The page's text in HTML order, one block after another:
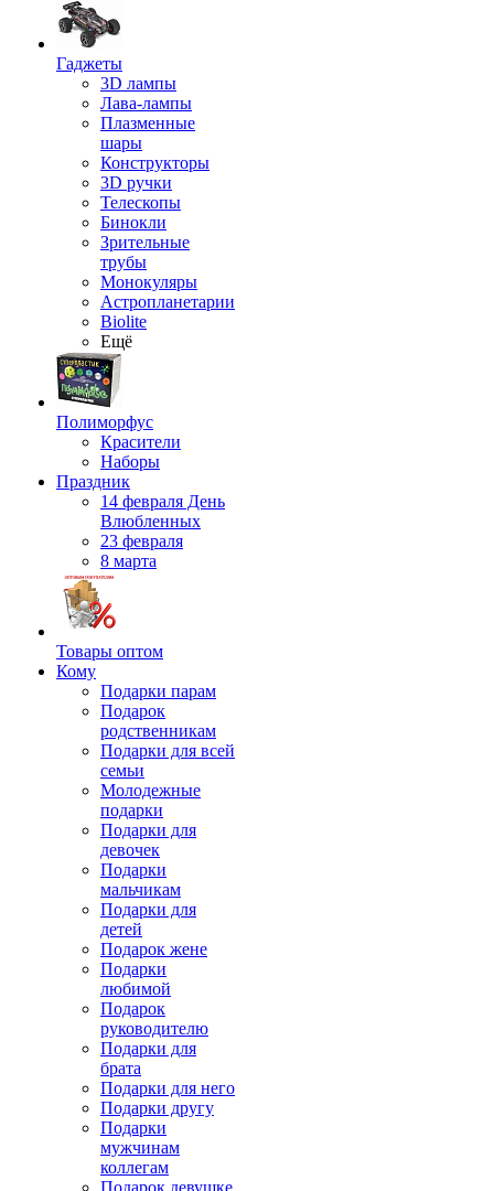
Гаджеты
3D лампы
Лава-лампы
Плазменные
шары
Конструкторы
3D ручки
Телескопы
Бинокли
Зрительные
трубы
Монокуляры
Астропланетарии
Biolite
Ещё
Полиморфус
Красители
Наборы
Праздник
14 февраля День
Влюбленных
23 февраля
8 марта
Товары оптом
Кому
Подарки парам
Подарок
родственникам
Подарки для всей
семьи
Молодежные
подарки
Подарки для
девочек
Подарки
мальчикам
Подарки для
детей
Подарок жене
Подарки
любимой
Подарок
руководителю
Подарки для
брата
Подарки для него
Подарки другу
Подарки
мужчинам
коллегам
Подарок девушке